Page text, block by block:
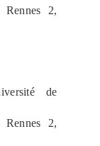
2,
de
2,